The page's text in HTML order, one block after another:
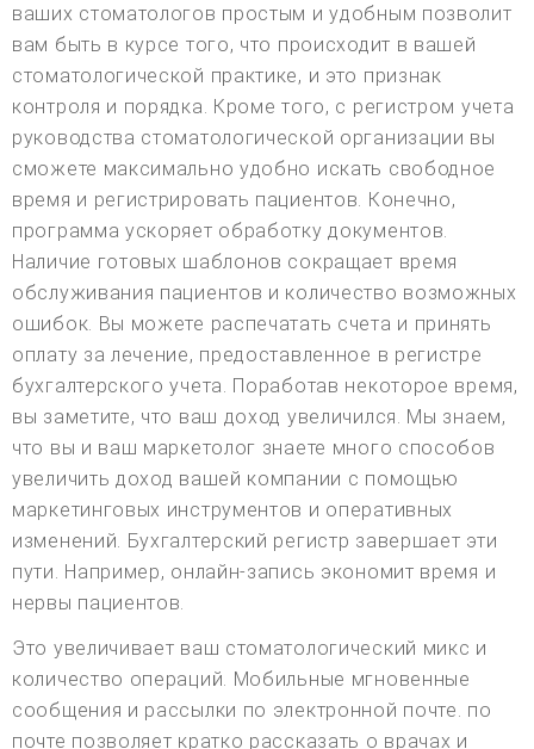
ваших стоматологов простым и удобным позволит
вам быть в курсе того, что происходит в вашей
стоматологической практике, и это признак
контроля и порядка. Кроме того, с регистром учета
руководства стоматологической организации вы
сможете максимально удобно искать свободное
время и регистрировать пациентов. Конечно,
программа ускоряет обработку документов.
Наличие готовых шаблонов сокращает время
обслуживания пациентов и количество возможных
ошибок. Вы можете распечатать счета и принять
оплату за лечение, предоставленное в регистре
бухгалтерского учета. Поработав некоторое время,
вы заметите, что ваш доход увеличился. Мы знаем,
что вы и ваш маркетолог знаете много способов
увеличить доход вашей компании с помощью
маркетинговых инструментов и оперативных
изменений. Бухгалтерский регистр завершает эти
пути. Например, онлайн-запись экономит время и
нервы пациентов.
Это увеличивает ваш стоматологический микс и
количество операций. Мобильные мгновенные
сообщения и рассылки по электронной почте. по
почте позволяет кратко рассказать о врачах и